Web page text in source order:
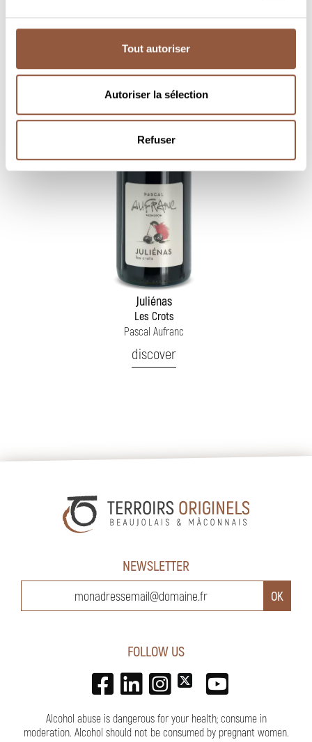
Tout autoriser
Autoriser la sélection
Refuser
Juliénas
Les Crots
Pascal Aufranc
discover
NEWSLETTER
FOLLOW US
Alcohol abuse is dangerous for your health; consume in
moderation. Alcohol should not be consumed by pregnant women.